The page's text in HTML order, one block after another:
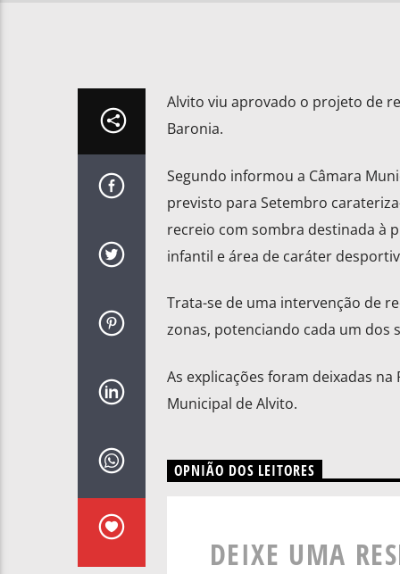
Alvito viu aprovado o projeto de
Baronia.
Segundo informou a Câmara
previsto para Setembro
recreio com sombra destinada à
infantil e área de caráter
Trata-se de uma intervenção de
zonas, potenciando cada um dos
As explicações foram deixadas
Municipal de Alvito.
OPNIÃO DOS LEITORES
DEIXE UMA